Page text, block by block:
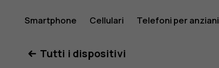
Manuale
Smartphone Cellulari Telefoni per anziani
Tutti i dispositivi